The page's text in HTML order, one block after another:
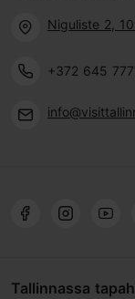
Niguliste 2,
+372 645
Tallinnassa